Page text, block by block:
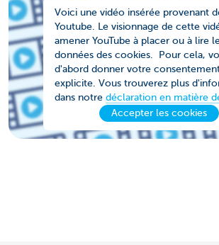
Voici une vidéo insérée provenant
Youtube. Le visionnage de cette
amener YouTube à placer ou à lire
données des cookies. Pour cela,
d'abord donner votre
explicite. Vous trouverez plus
dans notre déclaration en matière
Accepter les cookies